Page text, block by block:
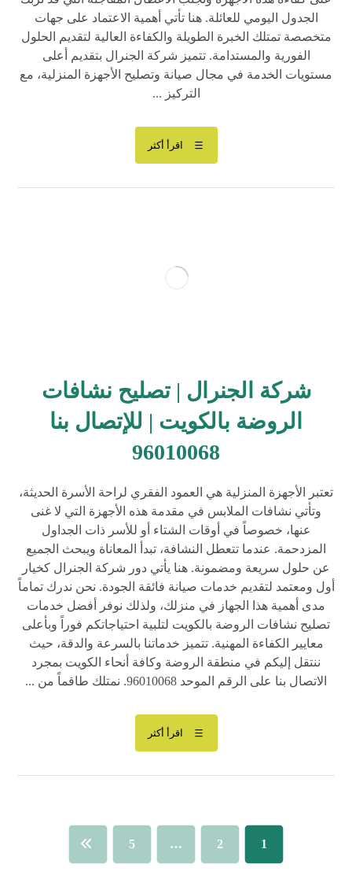
الجدول اليومي للعائلة. هنا تأتي أهمية الاعتماد على جهات
متخصصة تمتلك الخبرة الطويلة والكفاءة العالية لتقديم الحلول
الفورية والمستدامة. تتميز شركة الجنرال بتقديم أعلى
مستويات الخدمة في مجال صيانة وتصليح الأجهزة المنزلية، مع
التركيز ...
اقرأ أكثر
شركة الجنرال | تصليح نشافات
الروضة بالكويت | للإتصال بنا
96010068
تعتبر الأجهزة المنزلية هي العمود الفقري لراحة الأسرة الحديثة،
وتأتي نشافات الملابس في مقدمة هذه الأجهزة التي لا غنى
عنها، خصوصاً في أوقات الشتاء أو للأسر ذات الجداول
المزدحمة. عندما تتعطل النشافة، تبدأ المعاناة ويبحث الجميع
عن حلول سريعة ومضمونة. هنا يأتي دور شركة الجنرال كخيار
أول ومعتمد لتقديم خدمات صيانة فائقة الجودة. نحن ندرك تماماً
مدى أهمية هذا الجهاز في منزلك، ولذلك نوفر أفضل خدمات
تصليح نشافات الروضة بالكويت لتلبية احتياجاتكم فوراً وبأعلى
معايير الكفاءة المهنية. تتميز خدماتنا بالسرعة والدقة، حيث
ننتقل إليكم في منطقة الروضة وكافة أنحاء الكويت بمجرد
الاتصال بنا على الرقم الموحد 96010068. نمتلك طاقماً من ...
اقرأ أكثر
1
2
…
5